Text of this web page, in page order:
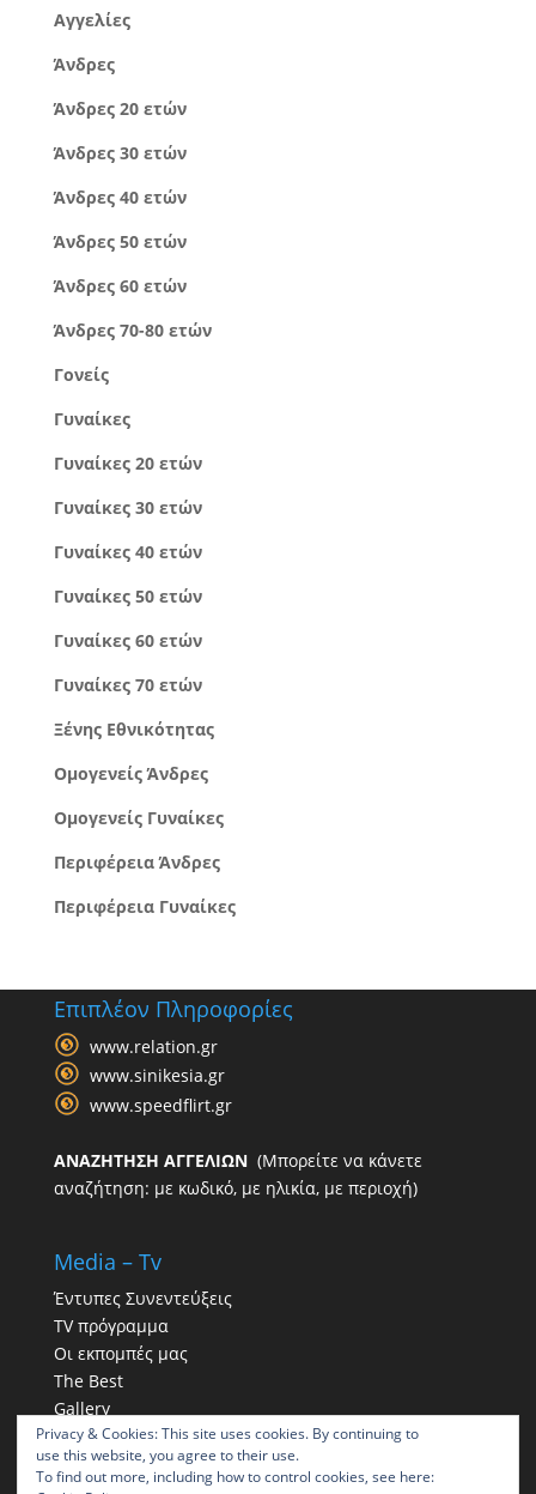
Αγγελίες
Άνδρες
Άνδρες 20 ετών
Άνδρες 30 ετών
Άνδρες 40 ετών
Άνδρες 50 ετών
Άνδρες 60 ετών
Άνδρες 70-80 ετών
Γονείς
Γυναίκες
Γυναίκες 20 ετών
Γυναίκες 30 ετών
Γυναίκες 40 ετών
Γυναίκες 50 ετών
Γυναίκες 60 ετών
Γυναίκες 70 ετών
Ξένης Εθνικότητας
Ομογενείς Άνδρες
Ομογενείς Γυναίκες
Περιφέρεια Άνδρες
Περιφέρεια Γυναίκες
Επιπλέον Πληροφορίες
www.relation.gr
www.sinikesia.gr
www.speedflirt.gr
ΑΝΑΖΗΤΗΣΗ ΑΓΓΕΛΙΩΝ(Μπορείτε να κάνετε
αναζήτηση: με κωδικό, με ηλικία, με περιοχή)
Media – Tv
Έντυπες Συνεντεύξεις
TV πρόγραμμα
Οι εκπομπές μας
The Best
Gallery
Η παρουσία μας στα social
Privacy & Cookies: This site uses cookies. By continuing to
use this website, you agree to their use.
To find out more, including how to control cookies, see here: